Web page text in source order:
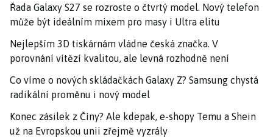
Řada Galaxy S27 se rozroste o čtvrtý model. Nový telefon
může být ideálním mixem pro masy i Ultra elitu
Nejlepším 3D tiskárnám vládne česká značka. V
porovnání vítězí kvalitou, ale levná rozhodně není
Co víme o nových skládačkách Galaxy Z? Samsung chystá
radikální proměnu i nový model
Konec zásilek z Číny? Ale kdepak, e-shopy Temu a Shein
už na Evropskou unii zřejmě vyzrály